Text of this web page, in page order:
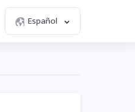
Español